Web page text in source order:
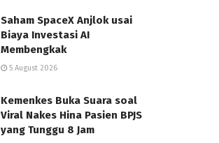
Saham SpaceX Anjlok usai
Biaya Investasi AI
Membengkak
5 August 2026
Kemenkes Buka Suara soal
Viral Nakes Hina Pasien BPJS
yang Tunggu 8 Jam